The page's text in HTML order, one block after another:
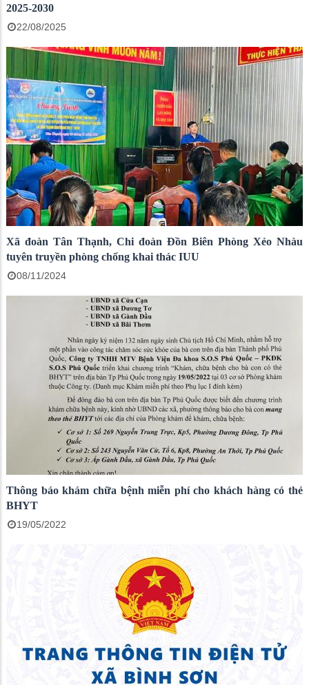
2025-2030
22/08/2025
Xã đoàn Tân Thạnh, Chi đoàn Đồn Biên Phòng Xẻo Nhàu
tuyên truyền phòng chống khai thác IUU
08/11/2024
Thông báo khám chữa bệnh miễn phí cho khách hàng có thẻ
BHYT
19/05/2022